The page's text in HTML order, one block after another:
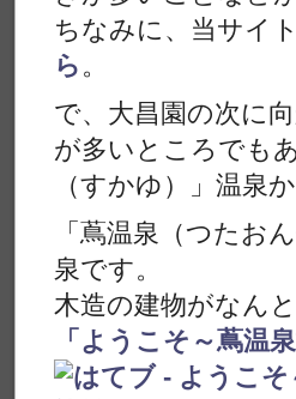
ちなみに、当サイ
ら 。
で、大昌園の次に
が多いところでも
（すかゆ）」温泉
「蔦温泉（つたお
泉です。
木造の建物がなん
「ようこそ～蔦温